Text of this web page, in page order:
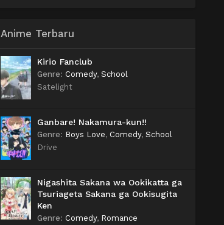
Anime Terbaru
Kirio Fanclub
Genre: Comedy, School
Satelight
Ganbare! Nakamura-kun!!
Genre: Boys Love, Comedy, School
Drive
Nigashita Sakana wa Ookikatta ga
Tsuriageta Sakana ga Ookisugita
Ken
Genre: Comedy, Romance